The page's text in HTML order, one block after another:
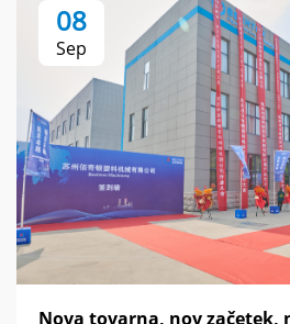
08
Sep
Nova tovarna, nov začetek,